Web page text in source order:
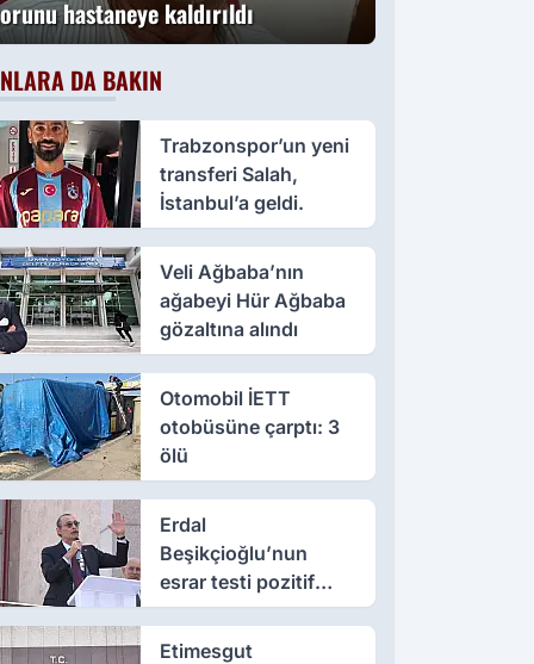
hastaneye kaldırıldı
DA BAKIN
Trabzonspor’un yeni
transferi Salah,
İstanbul’a geldi.
Veli Ağbaba’nın
ağabeyi Hür Ağbaba
gözaltına alındı
Otomobil İETT
otobüsüne çarptı: 3
ölü
Erdal
Beşikçioğlu’nun
esrar testi pozitif
çıktı
Etimesgut